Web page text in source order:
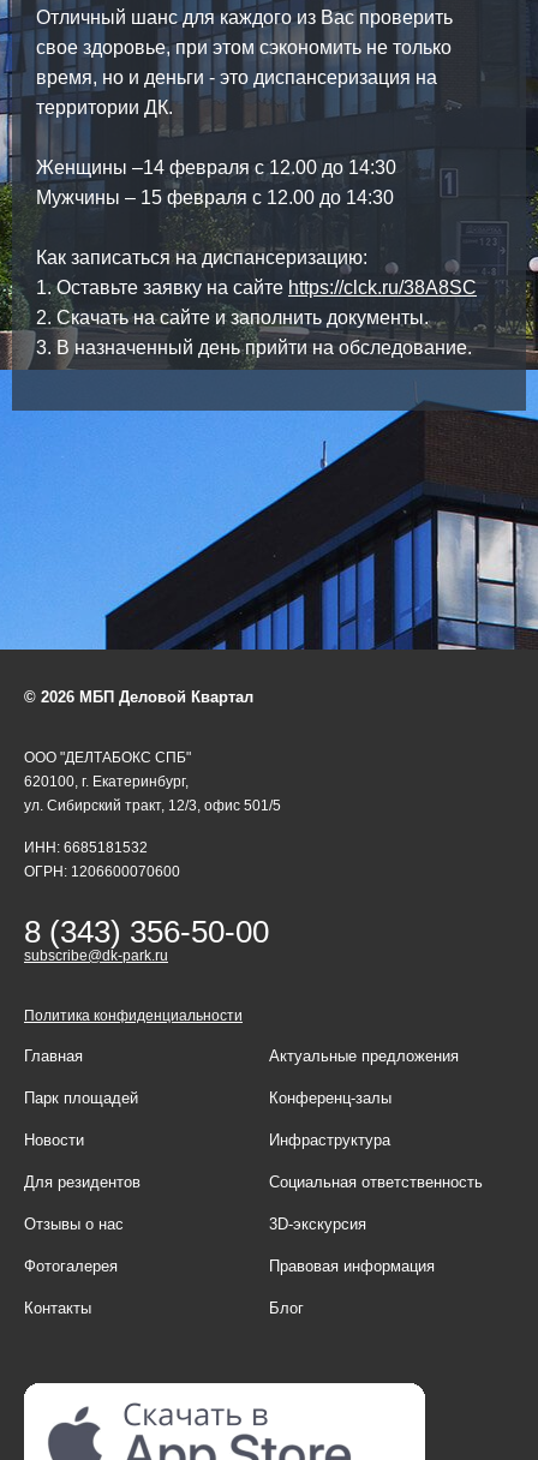
Отличный шанс для каждого из Вас проверить
свое здоровье, при этом сэкономить не только
время, но и деньги - это диспансеризация на
территории ДК.
Женщины –14 февраля с 12.00 до 14:30
Мужчины – 15 февраля с 12.00 до 14:30
Как записаться на диспансеризацию:
1. Оставьте заявку на сайте https://clck.ru/38A8SC
2. Скачать на сайте и заполнить документы.
3. В назначенный день прийти на обследование.
© 2026 МБП Деловой Квартал
ООО "ДЕЛТАБОКС СПБ"
620100, г. Екатеринбург,
ул. Сибирский тракт, 12/3, офис 501/5
ИНН: 6685181532
ОГРН: 1206600070600
8 (343) 356-50-00
subscribe@dk-park.ru
Политика конфиденциальности
Главная Актуальные предложения
Парк площадей Конференц-залы
Новости Инфраструктура
Для резидентов Социальная ответственность
Отзывы о нас 3D-экскурсия
Фотогалерея Правовая информация
Контакты Блог